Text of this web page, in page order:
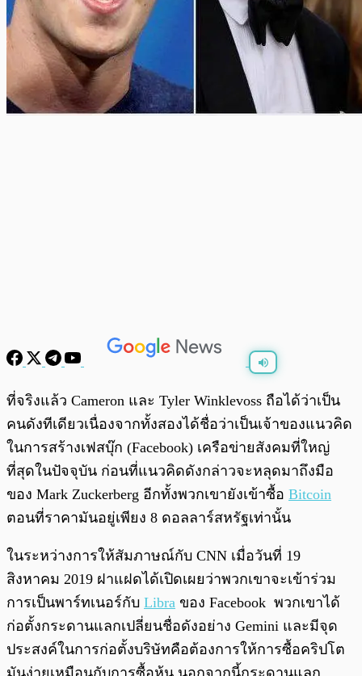
พร้อมเล่น 0:00 / 0:00
ที่จริงแล้ว Cameron และ Tyler Winklevoss ถือได้ว่าเป็น
คนดังทีเดียวเนื่องจากทั้งสองได้ชื่อว่าเป็นเจ้าของแนวคิด
ในการสร้างเฟสบุ๊ก (Facebook) เครือข่ายสังคมที่ใหญ่
ที่สุดในปัจจุบัน ก่อนที่แนวคิดดังกล่าวจะหลุดมาถึงมือ
ของ Mark Zuckerberg อีกทั้งพวกเขายังเข้าซื้อ Bitcoin
ตอนที่ราคามันอยู่เพียง 8 ดอลลาร์สหรัฐเท่านั้น
ในระหว่างการให้สัมภาษณ์กับ CNN เมื่อวันที่ 19
สิงหาคม 2019 ฝาแฝดได้เปิดเผยว่าพวกเขาจะเข้าร่วม
การเป็นพาร์ทเนอร์กับ Libra ของ Facebook พวกเขาได้
ก่อตั้งกระดานแลกเปลี่ยนชื่อดังอย่าง Gemini และมีจุด
ประสงค์ในการก่อตั้งบริษัทคือต้องการให้การซื้อคริปโต